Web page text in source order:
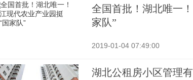
全国首批！湖北唯一
家队”
2019-01-04 07:49:00
湖北公租房小区管理